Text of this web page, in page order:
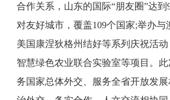
合作关系，山东的国际“朋友圈”达到
对友好城市，覆盖109个国家;举办与
美国康涅狄格州结好等系列庆祝活
智慧绿色农业联合实验室等项目。
务国家总体外交、服务全省开放发